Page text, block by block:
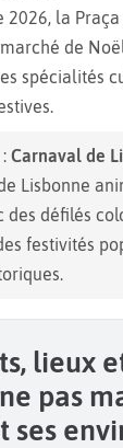
2026, la
de
spécialités
Carnaval de
Lisbonne
des défilés
festivités
lieux
pas
ses